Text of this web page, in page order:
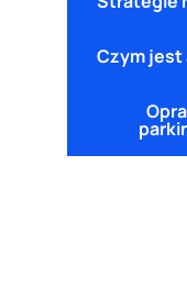
Czym jest